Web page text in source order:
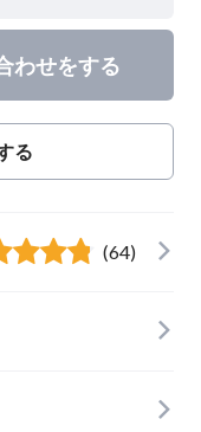
わせをする
る
(64)